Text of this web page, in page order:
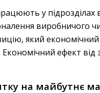
у
виробничого
який економічний
Економічний ефект
на майбутнє